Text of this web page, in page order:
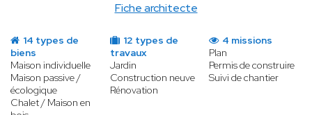
Fiche architecte
14 types de
biens
Maison individuelle
Maison passive /
écologique
Chalet / Maison en
12 types de
travaux
Jardin
Construction neuve
Rénovation
4 missions
Plan
Permis de construire
Suivi de chantier